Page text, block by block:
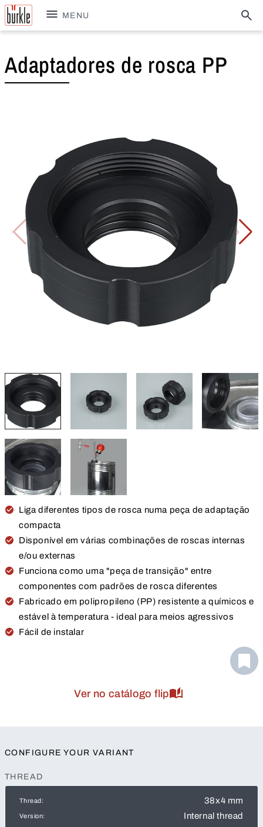
MENU
Adaptadores de rosca PP
Liga diferentes tipos de rosca numa peça de adaptação
compacta
Disponível em várias combinações de roscas internas
e/ou externas
Funciona como uma "peça de transição" entre
componentes com padrões de rosca diferentes
Fabricado em polipropileno (PP) resistente a químicos e
estável à temperatura - ideal para meios agressivos
Fácil de instalar
Ver no catálogo flip
CONFIGURE YOUR VARIANT
THREAD
Thread: 38x4 mm
Version: Internal thread